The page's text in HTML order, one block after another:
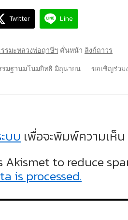
Twitter Line
รมะหลวงพ่อฤาษีฯ คั่นหน้า ลิงก์ถาวร
มฐานมโนมยิทธิ มิถุนายน
ขอเชิญร่วม
บบ เพื่อจะพิมพ์ความเห็น
Akismet to reduce
is processed.